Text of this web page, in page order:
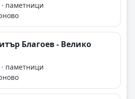
· паметници
Благоев - Велико
· паметници